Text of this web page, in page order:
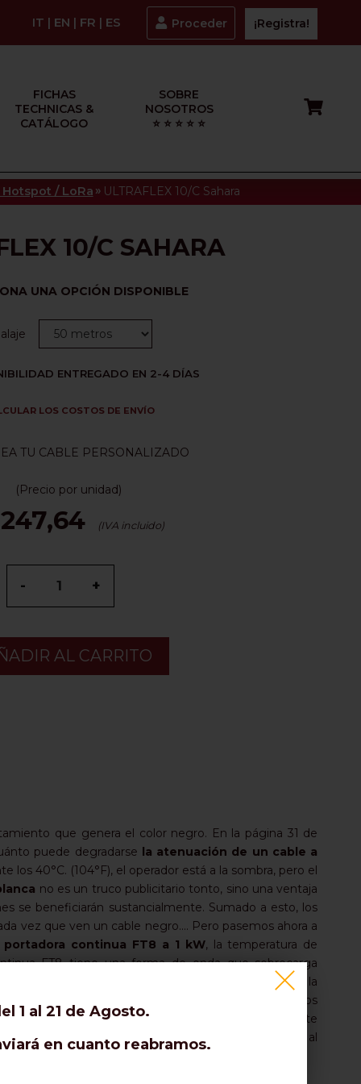
IT | EN | FR | ES Proceder ¡Registra!
FICHAS
TECHNICAS &
CATÁLOGO
SOBRE
NOSOTROS
⭐ ⭐ ⭐ ⭐ ⭐
/ LoRa » ULTRAFLEX 10/C Sahara
10/C SAHARA
UNA OPCIÓN DISPONIBLE
ENTREGADO EN 2-4 DÍAS
LOS COSTOS DE ENVÍO
TU CABLE PERSONALIZADO
(Precio por unidad)
(IVA incluido)
- +
AL CARRITO
que genera el color negro. En la página 31 de
puede degradarse la atenuación de un cable a
los 40°C. (104°F), el operador está a la sombra, pero el
no es un truco publicitario tonto, sino una ventaja
se beneficiarán sustancialmente. Sumado a esto, los
vez que ven un cable negro.... Pero pasemos ahora a
continua FT8 a 1 kW, la temperatura de
FT8 tiene una forma de onda que sobrecarga
a la mitad. Estos son los motivos que motivaron la
, (consulte la hoja de datos
que leyendo nuestro catálogo puede resultarte
parte del calor generado en el conector atornillado al
1 al 21 de Agosto.
en cuanto reabramos.